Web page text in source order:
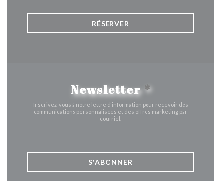
RÉSERVER
Newsletter*
Inscrivez-vous à notre lettre d'information pour recevoir des
communications personnalisées et des offres marketing par
courriel.
S'ABONNER